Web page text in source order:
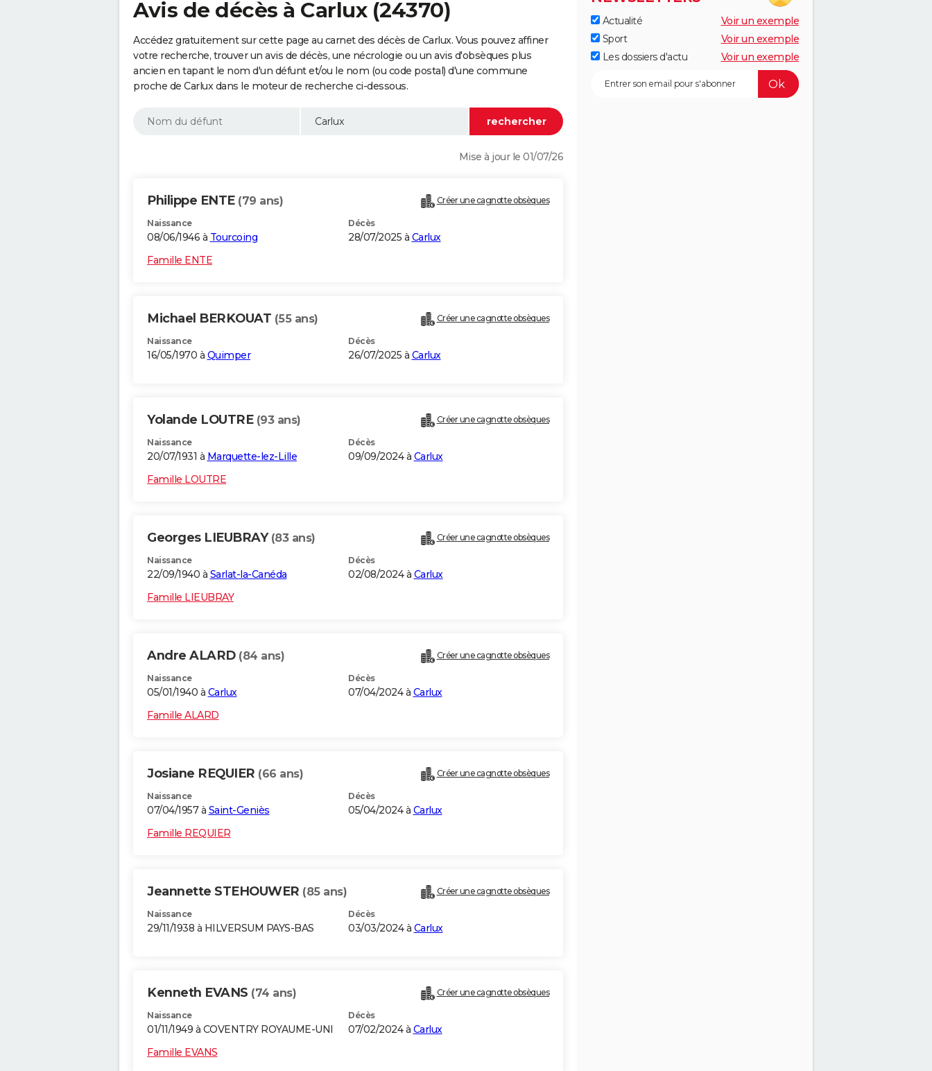
Avis de décès à Carlux (24370)
Accédez gratuitement sur cette page au carnet des décès de Carlux. Vous pouvez affiner
votre recherche, trouver un avis de décès, une nécrologie ou un avis d'obsèques plus
ancien en tapant le nom d'un défunt et/ou le nom (ou code postal) d'une commune
proche de Carlux dans le moteur de recherche ci-dessous.
Mise à jour le 01/07/26
Philippe ENTE (79 ans) Créer une cagnotte obsèques
Naissance
08/06/1946 à Tourcoing
Décès
28/07/2025 à Carlux
Famille ENTE
Michael BERKOUAT (55 ans) Créer une cagnotte obsèques
Naissance
16/05/1970 à Quimper
Décès
26/07/2025 à Carlux
Yolande LOUTRE (93 ans) Créer une cagnotte obsèques
Naissance
20/07/1931 à Marquette-lez-Lille
Décès
09/09/2024 à Carlux
Famille LOUTRE
Georges LIEUBRAY (83 ans) Créer une cagnotte obsèques
Naissance
22/09/1940 à Sarlat-la-Canéda
Décès
02/08/2024 à Carlux
Famille LIEUBRAY
Andre ALARD (84 ans) Créer une cagnotte obsèques
Naissance
05/01/1940 à Carlux
Décès
07/04/2024 à Carlux
Famille ALARD
Josiane REQUIER (66 ans) Créer une cagnotte obsèques
Naissance
07/04/1957 à Saint-Geniès
Décès
05/04/2024 à Carlux
Famille REQUIER
Jeannette STEHOUWER (85 ans) Créer une cagnotte obsèques
Naissance
29/11/1938 à HILVERSUM PAYS-BAS
Décès
03/03/2024 à Carlux
Kenneth EVANS (74 ans) Créer une cagnotte obsèques
Naissance
01/11/1949 à COVENTRY ROYAUME-UNI
Décès
07/02/2024 à Carlux
Famille EVANS
Actualité
Voir un exemple
Sport
Voir un exemple
Les dossiers d'actu
Voir un exemple